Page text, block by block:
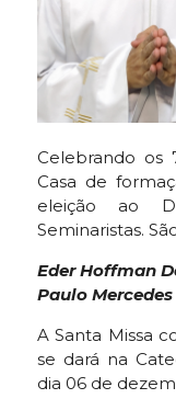
Celebrando os
Casa de
eleição ao
Seminaristas.
Eder Hoffman
Paulo
A Santa Missa
se dará na
dia 06 de